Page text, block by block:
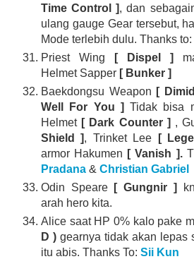
Time Control ], dan
ulang gauge Gear tersebut,
Mode terlebih dulu. Thanks to:
Priest Wing [ Dispel ]
Helmet Sapper [ Bunker ]
Baekdongsu Weapon [
Well For You ] Tidak bisa
Helmet [ Dark Counter ] ,
Shield ], Trinket Lee [
armor Hakumen [ Vanish ].
Pradana & Christian Gabriel
Odin Speare
[ Gungnir ]
arah hero kita.
Alice saat HP 0% kalo pake
D ) gearnya tidak akan lepas
itu abis. Thanks To: Sii Kun